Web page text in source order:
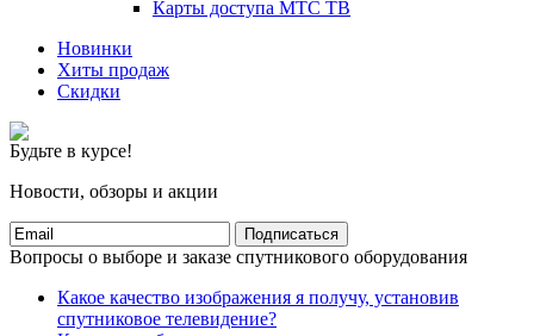
Карты доступа МТС ТВ
Новинки
Хиты продаж
Скидки
Будьте в курсе!
Новости, обзоры и акции
Подписаться
Вопросы о выборе и заказе спутникового оборудования
Какое качество изображения я получу, установив
спутниковое телевидение?